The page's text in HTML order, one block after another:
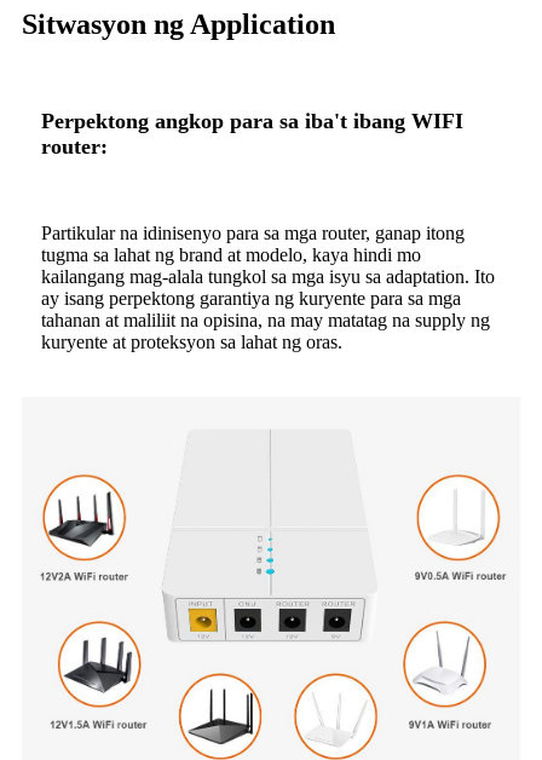
Sitwasyon ng Application
Perpektong angkop para sa iba't ibang WIFI
router:
Partikular na idinisenyo para sa mga router, ganap itong
tugma sa lahat ng brand at modelo, kaya hindi mo
kailangang mag-alala tungkol sa mga isyu sa adaptation. Ito
ay isang perpektong garantiya ng kuryente para sa mga
tahanan at maliliit na opisina, na may matatag na supply ng
kuryente at proteksyon sa lahat ng oras.